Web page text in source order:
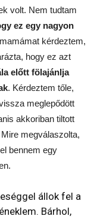
volt. Nem tudtam
ez egy nagyon
kérdeztem,
hogy ez azt
előtt fölajánlja
. Kérdeztem tőle,
meglepődött
akkoriban tiltott
megválaszolta,
bennem egy
állok fel a
Bárhol,